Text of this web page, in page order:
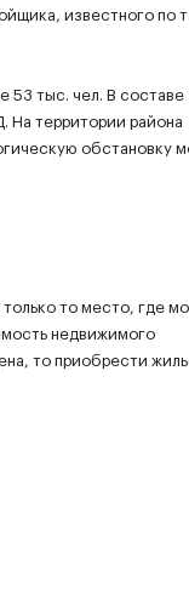
известного по
53 тыс. чел. В составе
На территории района
обстановку
то место, где
недвижимого
то приобрести